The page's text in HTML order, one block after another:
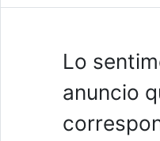
Lo
anuncio